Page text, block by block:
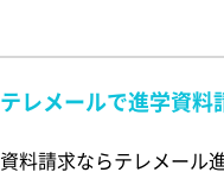
テレメールで進学資料
資料請求ならテレメール